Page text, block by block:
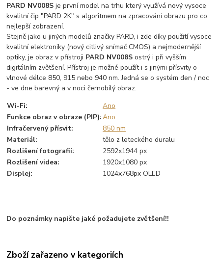
PARD NV008Sje první model na trhu který využívá nový vysoce
kvalitní čip "PARD 2K" s algoritmem na zpracování obrazu pro co
nejlepší zobrazení.
Stejně jako u jiných modelů značky PARD, i zde díky použití vysoce
kvalitní elektroniky (nový citlivý snímač CMOS) a nejmodernější
optiky, je obraz v přístroji PARD NV008S ostrý i při vyšším
digitálním zvětšení. Přístroj je možné použít i s jinými přísvity o
vlnové délce 850, 915 nebo 940 nm. Jedná se o systém den / noc
- ve dne barevný a v noci černobílý obraz.
Wi-Fi:
Ano
Funkce obraz v obraze (PIP):Ano
Infračervený přísvit:
850 nm
Materiál:
tělo z leteckého duralu
Rozlišení fotografií:
2592x1944 px
Rozlišení videa:
1920x1080 px
Displej: 1024x768px OLED
Do poznámky napište jaké požadujete zvětšení!!
Zboží zařazeno v kategoriích